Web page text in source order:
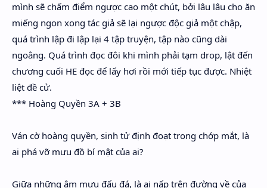
mình sẽ chấm điểm ngược cao một chút, bởi lâu lâu cho ăn
miếng ngon xong tác giả sẽ lại ngược độc giả một chập,
quá trình lập đi lập lại 4 tập truyện, tập nào cũng dài
ngoằng. Quá trình đọc đôi khi mình phải tạm drop, lật đến
chương cuối HE đọc để lấy hơi rồi mới tiếp tục được. Nhiệt
liệt đề cử.
*** Hoàng Quyền 3A + 3B
Ván cờ hoàng quyền, sinh tử định đoạt trong chớp mắt, là
ai phá vỡ mưu đồ bí mật của ai?
Giữa những âm mưu đấu đá, là ai nấp trên đường về của